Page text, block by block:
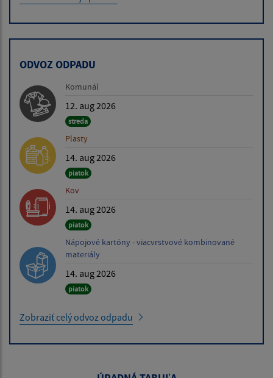
ODVOZ ODPADU
Komunál
12. aug 2026
streda
Plasty
14. aug 2026
piatok
Kov
14. aug 2026
piatok
Nápojové kartóny - viacvrstvové kombinované
materiály
14. aug 2026
piatok
Zobraziť celý odvoz odpadu